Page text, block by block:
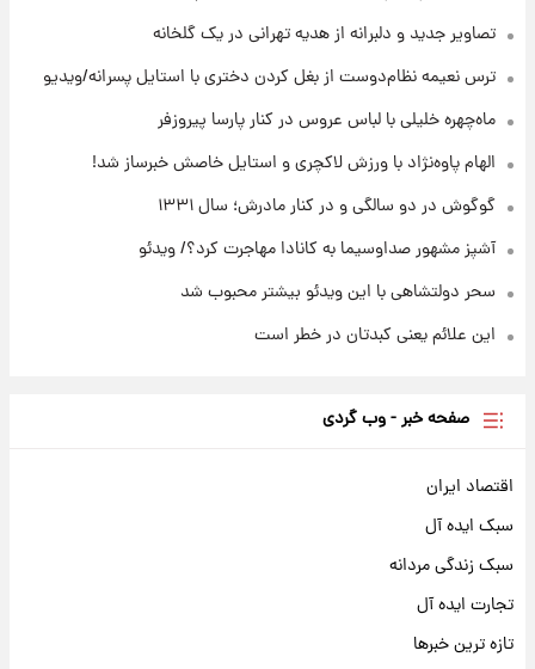
با قدرتمندترین و بادوام ترین تانک جهان آشنا
شوید+ فیلم
۱۸ ساعت پیش
تصاویر جدید و دلبرانه از هدیه تهرانی در یک گلخانه
ترس نعیمه نظام‌دوست از بغل کردن دختری با استایل پسرانه/ویدیو
ماه‌چهره خلیلی با لباس عروس در کنار پارسا پیروزفر
الهام پاوه‌نژاد با ورزش لاکچری و استایل خاصش خبرساز شد!
گوگوش در دو سالگی و در کنار مادرش؛ سال ۱۳۳۱
آشپز مشهور صداوسیما به کانادا مهاجرت کرد؟/ ویدئو
سحر دولتشاهی با این ویدئو بیشتر محبوب شد
این علائم یعنی کبدتان در خطر است
صفحه خبر - وب گردی
اقتصاد ایران
سبک ایده آل
سبک زندگی مردانه
تجارت ایده آل
تازه ترین خبرها